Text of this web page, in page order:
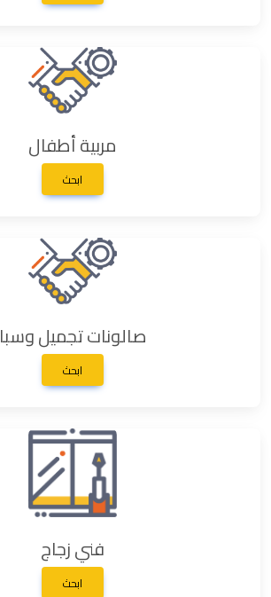
مربية أطفال
ابحث
صالونات تجميل وسبا
ابحث
فني زجاج
ابحث